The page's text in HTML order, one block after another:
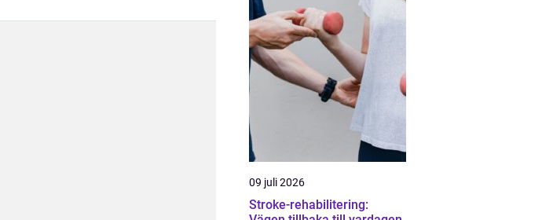
09 juli 2026
Stroke-rehabilitering: